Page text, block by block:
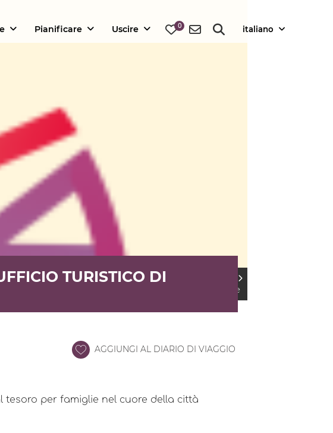
TURISTICO DI
Annuaire
AGGIUNGI AL DIARIO DI VIAGGIO
tesoro per famiglie nel cuore della città
Pianificare Uscire 0 italiano